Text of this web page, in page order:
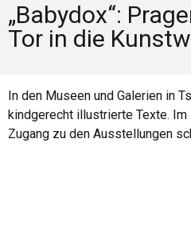
„Babydox“:
Tor in die
In den Museen und Galerien in
kindgerecht illustrierte Texte. Im
Zugang zu den Ausstellungen